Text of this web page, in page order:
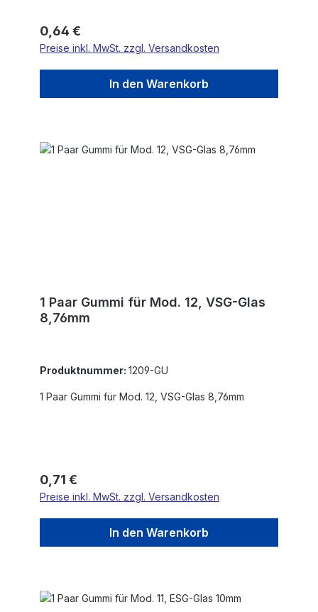
Regulärer Preis:
0,64 €
Preise inkl. MwSt. zzgl. Versandkosten
In den Warenkorb
1 Paar Gummi für Mod. 12, VSG-Glas
8,76mm
Produktnummer: 1209-GU
1 Paar Gummi für Mod. 12, VSG-Glas 8,76mm
Regulärer Preis:
0,71 €
Preise inkl. MwSt. zzgl. Versandkosten
In den Warenkorb